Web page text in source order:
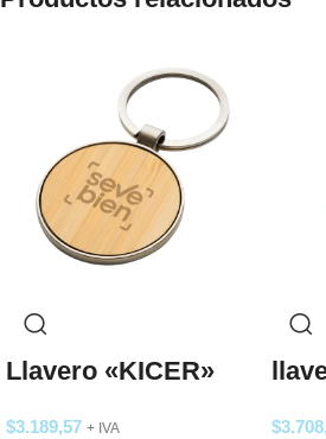
Llavero «KICER»
$3.189,57 + IVA $